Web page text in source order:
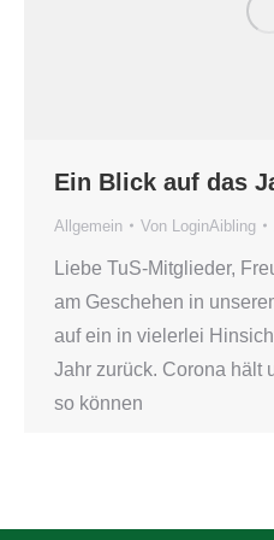
Ein Blick auf das
Allgemein Von LoginAibling
Liebe TuS-Mitglieder,
am Geschehen in
auf ein in vielerlei
Jahr zurück. Corona hält
so können